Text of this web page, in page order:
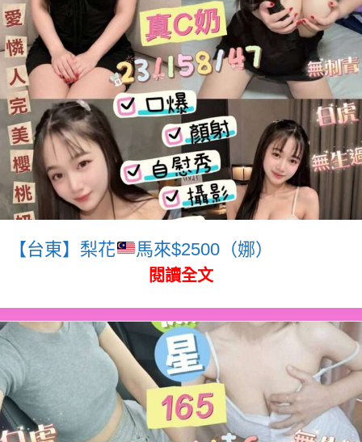
【台東】梨花 馬來$2500（娜）
閱讀全文